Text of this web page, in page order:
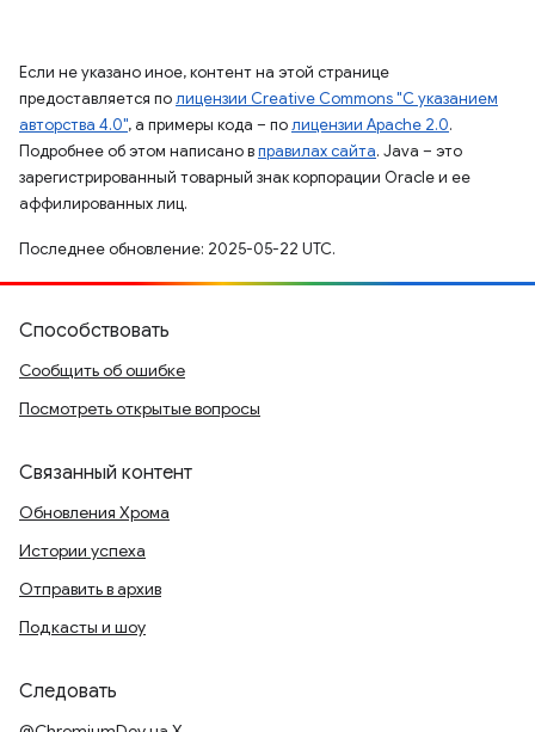
Если не указано иное, контент на этой странице
предоставляется полицензии Creative Commons "С указанием
авторства 4.0", а примеры кода – полицензии Apache 2.0.
Подробнее об этом написано вправилах сайта. Java – это
зарегистрированный товарный знак корпорации Oracle и ее
аффилированных лиц.
Последнее обновление: 2025-05-22 UTC.
Способствовать
Сообщить об ошибке
Посмотреть открытые вопросы
Связанный контент
Обновления Хрома
Истории успеха
Отправить в архив
Подкасты и шоу
Следовать